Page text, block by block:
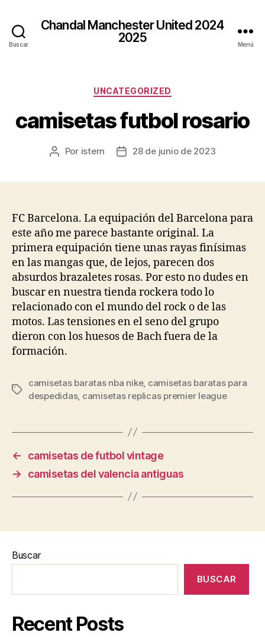
Buscar
Chandal Manchester United 2024
2025
Menú
Categorías
UNCATEGORIZED
camisetas futbol rosario
Autor
Por istern
Fecha28 de junio de 2023
FC Barcelona. La equipación del Barcelona para
este año me parece bastante original. La
primera equipación tiene unas rayas finísimas
en las mangas que, de lejos, parecen dos
absurdos brazaletes rosas. Por esto no dudes en
buscar en nuestra tienda rockera todo lo
relacionado con el mundo del rock o de las
motos. Las tensiones en el seno del grupo
dieron con los huesos de Bach fuera de la
formación.
Etiquetas
camisetas baratas nba nike, camisetas baratas para
despedidas, camisetas replicas premier league
←
camisetas de futbol vintage
→
camisetas del valencia antiguas
Buscar
BUSCAR
Recent Posts